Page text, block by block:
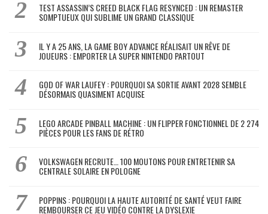
TEST ASSASSIN’S CREED BLACK FLAG RESYNCED : UN REMASTER
SOMPTUEUX QUI SUBLIME UN GRAND CLASSIQUE
IL Y A 25 ANS, LA GAME BOY ADVANCE RÉALISAIT UN RÊVE DE
JOUEURS : EMPORTER LA SUPER NINTENDO PARTOUT
GOD OF WAR LAUFEY : POURQUOI SA SORTIE AVANT 2028 SEMBLE
DÉSORMAIS QUASIMENT ACQUISE
LEGO ARCADE PINBALL MACHINE : UN FLIPPER FONCTIONNEL DE 2 274
PIÈCES POUR LES FANS DE RÉTRO
VOLKSWAGEN RECRUTE… 100 MOUTONS POUR ENTRETENIR SA
CENTRALE SOLAIRE EN POLOGNE
POPPINS : POURQUOI LA HAUTE AUTORITÉ DE SANTÉ VEUT FAIRE
REMBOURSER CE JEU VIDÉO CONTRE LA DYSLEXIE